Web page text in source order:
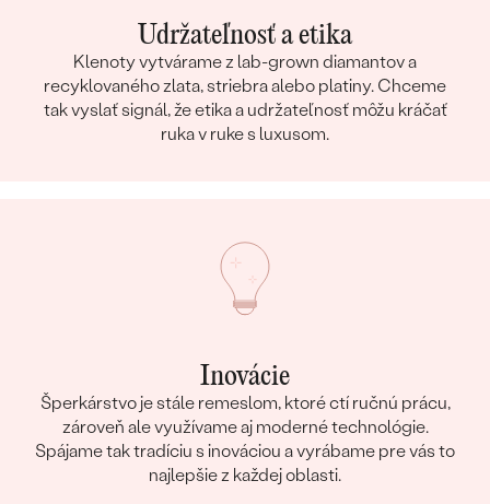
Udržateľnosť a etika
Klenoty vytvárame z lab-grown diamantov a
recyklovaného zlata, striebra alebo platiny. Chceme
tak vyslať signál, že etika a udržateľnosť môžu kráčať
ruka v ruke s luxusom.
Inovácie
Šperkárstvo je stále remeslom, ktoré ctí ručnú prácu,
zároveň ale využívame aj moderné technológie.
Spájame tak tradíciu s inováciou a vyrábame pre vás to
najlepšie z každej oblasti.